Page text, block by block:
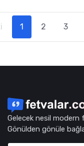
1 2 3
Gelecek nesil modern
Gönülden gönüle